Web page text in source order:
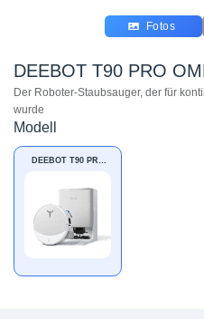
Fotos
DEEBOT T90 PRO
Der Roboter-Staubsauger, der für
wurde
Modell
DEEBOT T90 PRO